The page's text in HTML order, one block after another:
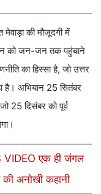
मेवाड़ा की मौजूदगी में
को जन-जन तक पहुंचाने
का हिस्सा है, जो उत्तर
है। अभियान 25 सितंबर
25 दिसंबर को पूर्व
VIDEO एक ही जंगल
की अनोखी कहानी